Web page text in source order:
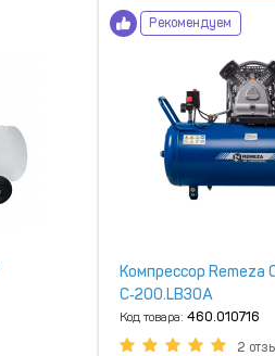
Рекомендуем
Компрессор Remeza
С‑200.LB30A
Код товара:460.010716
2